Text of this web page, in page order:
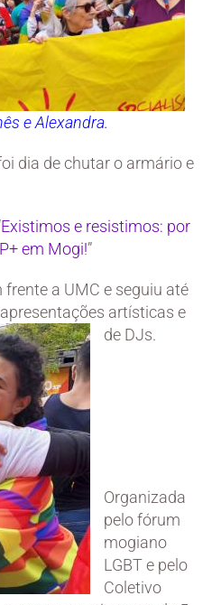
e Alexandra.
dia de chutar o armário e
Existimos e resistimos: por
em Mogi!”
a UMC e seguiu até
artísticas e
de DJs.
Organizada
pelo fórum
mogiano
LGBT e pelo
Coletivo